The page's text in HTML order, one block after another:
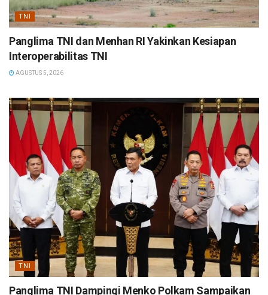
TNI
Panglima TNI dan Menhan RI Yakinkan Kesiapan
Interoperabilitas TNI
AGUSTUS 5, 2026
TNI
Panglima TNI Dampingi Menko Polkam Sampaikan